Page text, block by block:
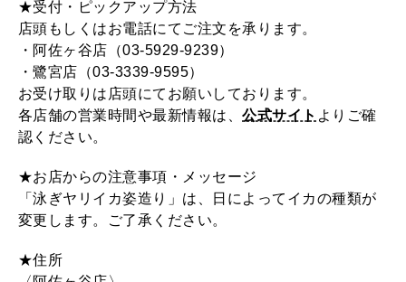
★受付・ピックアップ方法
店頭もしくはお電話にてご注文を承ります。
・阿佐ヶ谷店（03-5929-9239）
・鷺宮店（03-3339-9595）
お受け取りは店頭にてお願いしております。
各店舗の営業時間や最新情報は、公式サイト よりご確
認ください。
★お店からの注意事項・メッセージ
「泳ぎヤリイカ姿造り」は、日によってイカの種類が
変更します。ご了承ください。
★住所